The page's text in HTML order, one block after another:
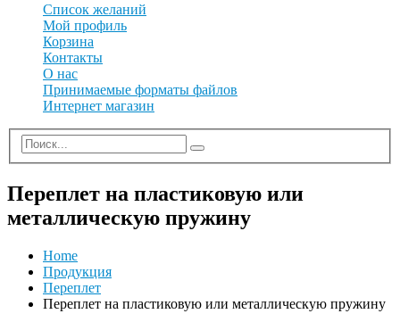
Список желаний
Мой профиль
Корзина
Контакты
О нас
Принимаемые форматы файлов
Интернет магазин
Переплет на пластиковую или
металлическую пружину
Home
Продукция
Переплет
Переплет на пластиковую или металлическую пружину